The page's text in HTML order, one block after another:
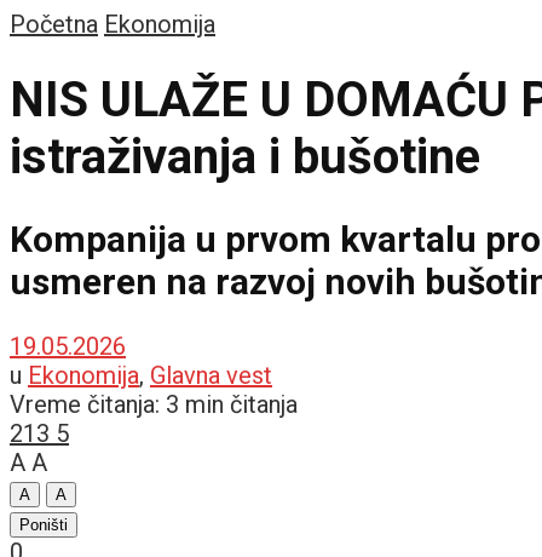
Početna Ekonomija
NIS ULAŽE U
istraživanja i bušotine
Kompanija u prvom kvartalu
usmeren na razvoj novih
19.05.2026
u Ekonomija, Glavna vest
Vreme čitanja: 3 min čitanja
213 5
A A
A
A
Poništi